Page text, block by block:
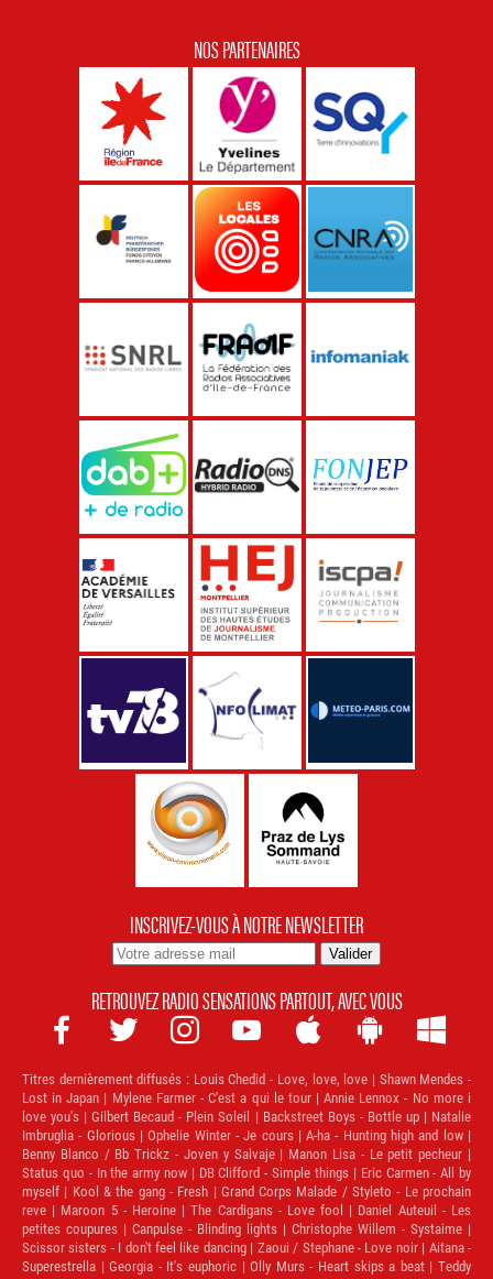
NOS PARTENAIRES
INSCRIVEZ-VOUS À NOTRE NEWSLETTER
RETROUVEZ RADIO SENSATIONS PARTOUT, AVEC VOUS
      
Titres dernièrement diffusés : Louis Chedid - Love, love, love | Shawn Mendes -
Lost in Japan | Mylene Farmer - C'est a qui le tour | Annie Lennox - No more i
love you's | Gilbert Becaud - Plein Soleil | Backstreet Boys - Bottle up | Natalie
Imbruglia - Glorious | Ophelie Winter - Je cours | A-ha - Hunting high and low |
Benny Blanco / Bb Trickz - Joven y Salvaje | Manon Lisa - Le petit pecheur |
Status quo - In the army now | DB Clifford - Simple things | Eric Carmen - All by
myself | Kool & the gang - Fresh | Grand Corps Malade / Styleto - Le prochain
reve | Maroon 5 - Heroine | The Cardigans - Love fool | Daniel Auteuil - Les
petites coupures | Canpulse - Blinding lights | Christophe Willem - Systaime |
Scissor sisters - I don't feel like dancing | Zaoui / Stephane - Love noir | Aitana -
Superestrella | Georgia - It's euphoric | Olly Murs - Heart skips a beat | Teddy